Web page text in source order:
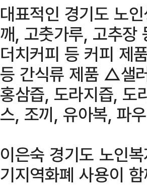
대표적인 경기도 노
깨, 고춧가루, 고추
더치커피 등 커피 제
등 간식류 제품 △샐
홍삼즙, 도라지즙, 도
스, 조끼, 유아복, 파
이은숙 경기도 노인
기지역화폐 사용이